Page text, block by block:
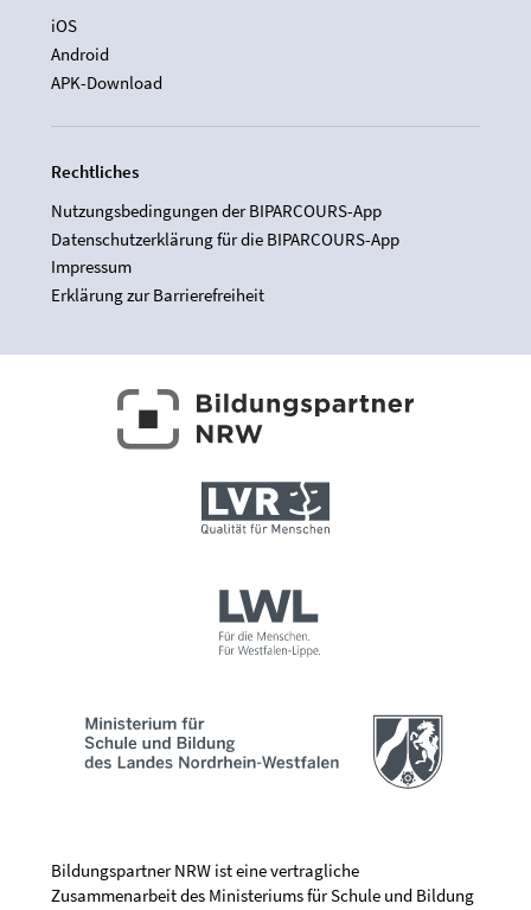
iOS
Android
APK-Download
Rechtliches
Nutzungsbedingungen der BIPARCOURS-App
Datenschutzerklärung für die BIPARCOURS-App
Impressum
Erklärung zur Barrierefreiheit
Bildungspartner NRW ist eine vertragliche
Zusammenarbeit des Ministeriums für Schule und Bildung